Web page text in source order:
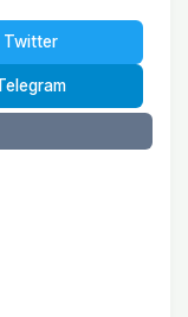
Twitter